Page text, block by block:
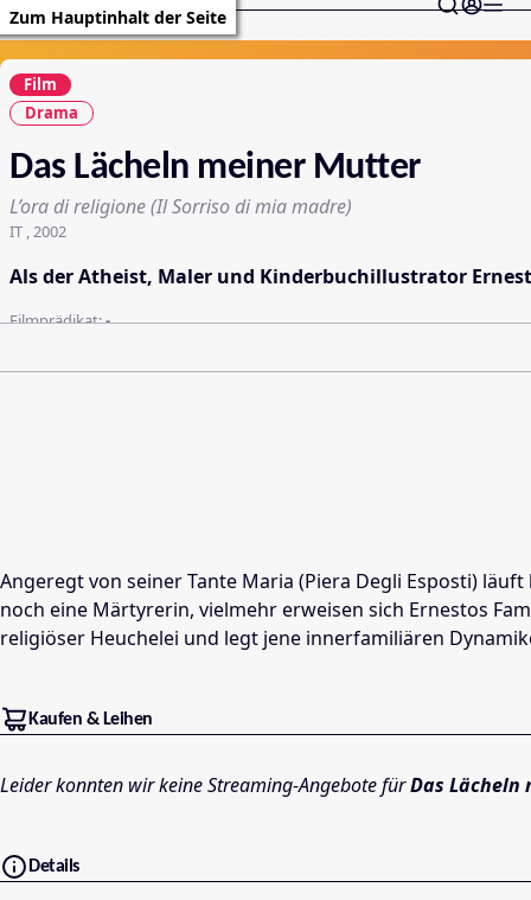
Zum Hauptinhalt der Seite
Film
Drama
Das Lächeln meiner Mutter
L’ora di religione (Il Sorriso di mia madre)
IT , 2002
Als der Atheist, Maler und Kinderbuchillustrator
Filmprädikat:-
Angeregt von seiner Tante Maria (Piera Degli Esposti)
noch eine Märtyrerin, vielmehr erweisen sich Ernestos
religiöser Heuchelei und legt jene innerfamiliären
Kaufen & Leihen
Leider konnten wir keine Streaming-Angebote fürDas
Details